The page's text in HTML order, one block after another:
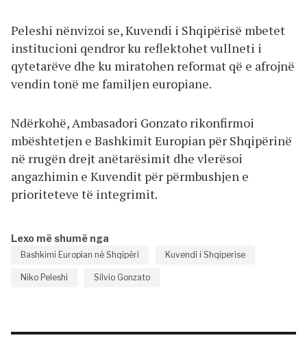
Peleshi nënvizoi se, Kuvendi i Shqipërisë mbetet
institucioni qendror ku reflektohet vullneti i
qytetarëve dhe ku miratohen reformat që e afrojnë
vendin tonë me familjen europiane.
Ndërkohë, Ambasadori Gonzato rikonfirmoi
mbështetjen e Bashkimit Europian për Shqipërinë
në rrugën drejt anëtarësimit dhe vlerësoi
angazhimin e Kuvendit për përmbushjen e
prioriteteve të integrimit.
Lexo më shumë nga
Bashkimi Europian në Shqipëri Kuvendi i Shqiperise
Niko Peleshi Silvio Gonzato